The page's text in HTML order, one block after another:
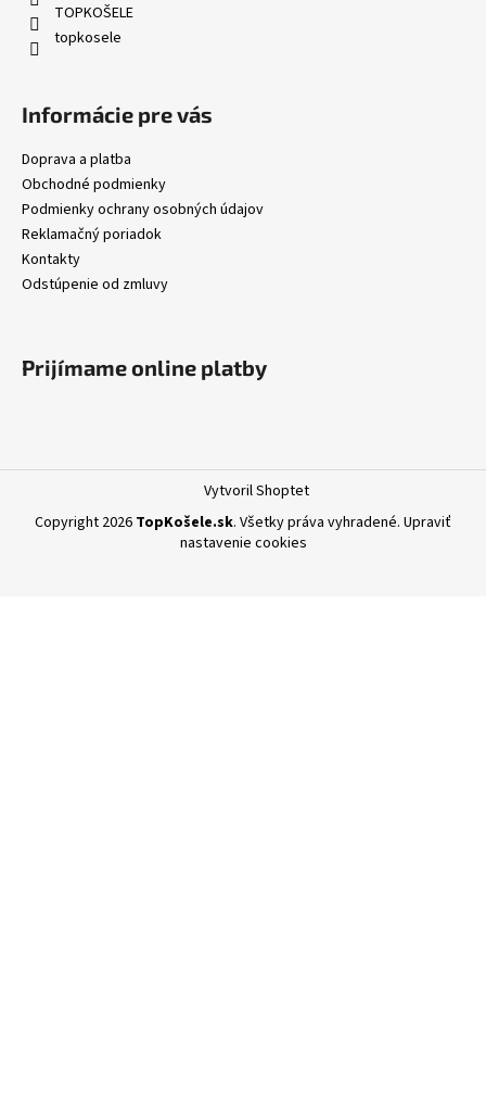
TOPKOŠELE
topkosele
Informácie pre vás
Doprava a platba
Obchodné podmienky
Podmienky ochrany osobných údajov
Reklamačný poriadok
Kontakty
Odstúpenie od zmluvy
Prijímame online platby
Vytvoril Shoptet
Copyright 2026 TopKošele.sk. Všetky práva vyhradené. Upraviť
nastavenie cookies